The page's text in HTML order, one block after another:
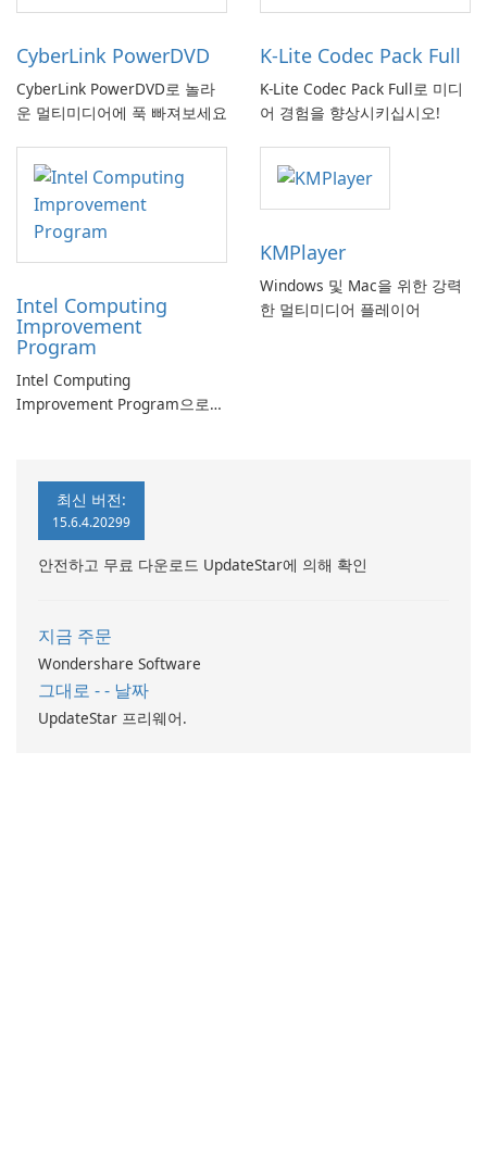
CyberLink PowerDVD
CyberLink PowerDVD로 놀라
운 멀티미디어에 푹 빠져보세요
K-Lite Codec Pack Full
K-Lite Codec Pack Full로 미디
어 경험을 향상시키십시오!
Intel Computing
Improvement
Program
Intel Computing
Improvement Program으로
KMPlayer
Windows 및 Mac을 위한 강력
한 멀티미디어 플레이어
최신 버전:
15.6.4.20299
안전하고 무료 다운로드 UpdateStar에 의해 확인
지금 주문
Wondershare Software
그대로 - - 날짜
UpdateStar 프리웨어.